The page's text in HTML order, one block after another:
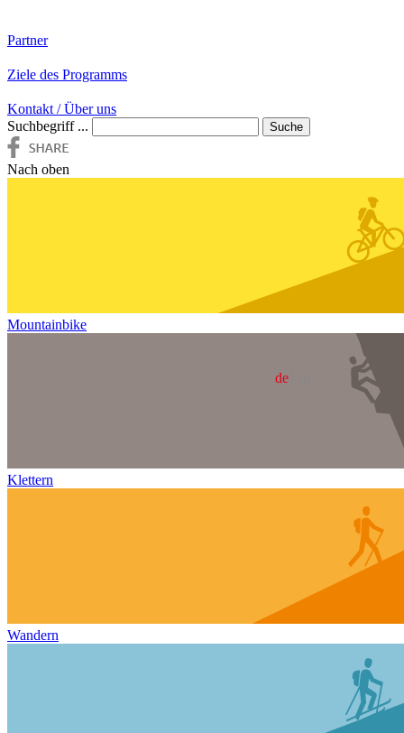
de
Partner
Ziele des Programms
Kontakt / Über uns
Suchbegriff ...
Nach oben
Mountainbike
Klettern
Wandern